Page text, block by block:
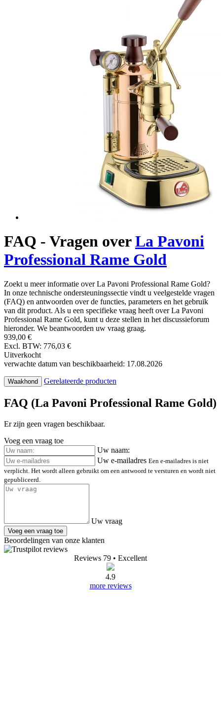
FAQ - Vragen overLa Pavoni
Professional Rame Gold
Zoekt u meer informatie over La Pavoni Professional Rame Gold?
In onze technische ondersteuningssectie vindt u veelgestelde vragen
(FAQ) en antwoorden over de functies, parameters en het gebruik
van dit product. Als u een specifieke vraag heeft over La Pavoni
Professional Rame Gold, kunt u deze stellen in het discussieforum
hieronder. We beantwoorden uw vraag graag.
939,00 €
Excl. BTW: 776,03 €
Uitverkocht
verwachte datum van beschikbaarheid: 17.08.2026
Waakhond Gerelateerde producten
FAQ (La Pavoni Professional Rame Gold)
Er zijn geen vragen beschikbaar.
Voeg een vraag toe
Uw naam:
Uw e-mailadres Een e-mailadres is niet
verplicht. Het wordt alleen gebruikt om een antwoord te versturen en wordt niet
gepubliceerd.
Uw vraag
Voeg een vraag toe
Beoordelingen van onze klanten
Reviews 79 • Excellent
4.9
more reviews